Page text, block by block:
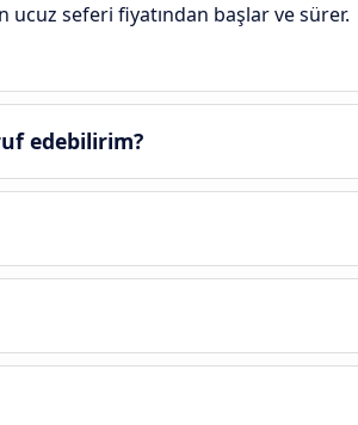
ucuz seferi fiyatından başlar ve sürer.
edebilirim?